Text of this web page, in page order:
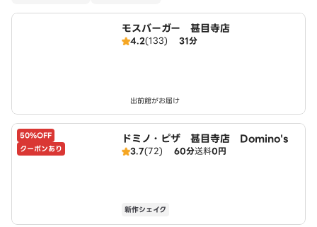
モスバーガー 甚目寺店
4.2(133) 31分
出前館がお届け
50%OFF
クーポンあり
ドミノ・ピザ 甚目寺店 Domino's
3.7(72) 60分送料0円
新作シェイク